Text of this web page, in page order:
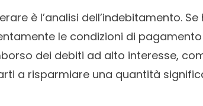
è l’analisi dell’indebitamento.
le condizioni di
dei debiti ad alto interesse,
a risparmiare una quantità